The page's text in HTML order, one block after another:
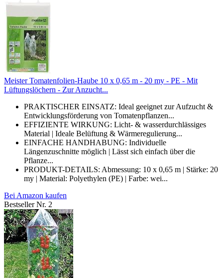
Meister Tomatenfolien-Haube 10 x 0,65 m - 20 my - PE - Mit
Lüftungslöchern - Zur Anzucht...
PRAKTISCHER EINSATZ: Ideal geeignet zur Aufzucht &
Entwicklungsförderung von Tomatenpflanzen...
EFFIZIENTE WIRKUNG: Licht- & wasserdurchlässiges
Material | Ideale Belüftung & Wärmeregulierung...
EINFACHE HANDHABUNG: Individuelle
Längenzuschnitte möglich | Lässt sich einfach über die
Pflanze...
PRODUKT-DETAILS: Abmessung: 10 x 0,65 m | Stärke: 20
my | Material: Polyethylen (PE) | Farbe: wei...
Bei Amazon kaufen
Bestseller Nr. 2